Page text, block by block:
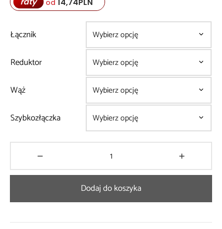
od
Łącznik
Reduktor
Wąż
Szybkozłączka
Dodaj do koszyka